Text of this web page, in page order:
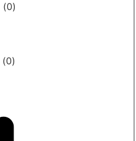
(0)
(0)